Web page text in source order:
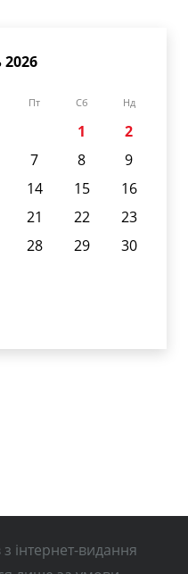
Пт Сб Нд
1
2
7 8
9
14 15
16
21 22
23
28 29
30
інтернет-видання